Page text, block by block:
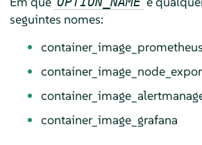
seguintes nomes:
container_image_prometheus
container_image_grafana